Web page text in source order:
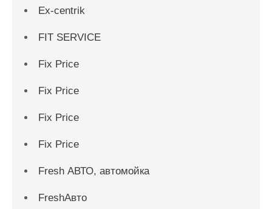
Ex-centrik
FIT SERVICE
Fix Price
Fix Price
Fix Price
Fix Price
Fresh АВТО, автомойка
FreshАвто